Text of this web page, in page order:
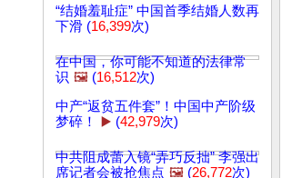
“结婚羞耻症” 中国首季结婚人数再
下滑 (16,399次)
在中国，你可能不知道的法律常
识 🖼️ (16,512次)
中产“返贫五件套”！中国中产阶级
梦碎！
▶️ (42,979次)
中共阻成蕾入镜“弄巧反拙” 李强出
席记者会被抢焦点 🖼️ (26,772次)